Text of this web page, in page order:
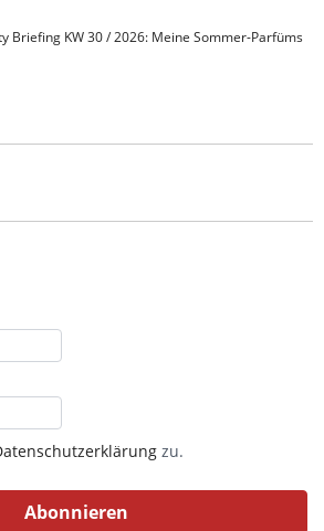
Briefing KW 30 / 2026: Meine Sommer-Parfüms
zu.